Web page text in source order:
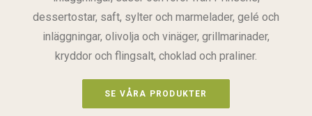
dessertostar, saft, sylter och marmelader, gelé och
inläggningar, olivolja och vinäger, grillmarinader,
kryddor och flingsalt, choklad och praliner.
SE VÅRA PRODUKTER